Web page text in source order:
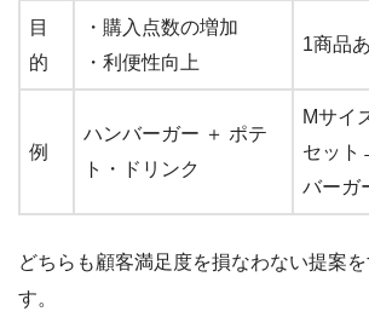
目
的
・購入点数の増加
・利便性向上
1商品
例
ハンバーガー ＋ ポテ
ト・ドリンク
Mサイ
セット
バーガ
どちらも顧客満足度を損なわない提案
す。